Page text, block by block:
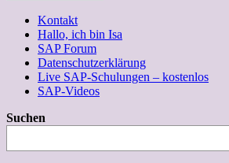
Kontakt
Hallo, ich bin Isa
SAP Forum
Datenschutzerklärung
Live SAP-Schulungen – kostenlos
SAP-Videos
Suchen